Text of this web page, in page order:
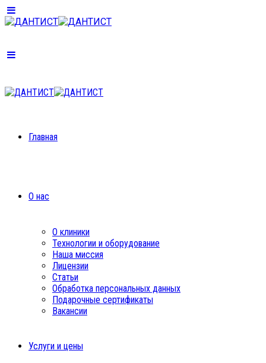
Главная
О нас
О клиники
Технологии и оборудование
Наша миссия
Лицензии
Статьи
Обработка персональных данных
Подарочные сертификаты
Вакансии
Услуги и цены